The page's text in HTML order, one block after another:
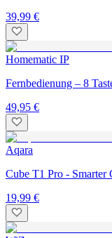
39,99 €
Homematic IP
Fernbedienung – 8
49,95 €
Aqara
Cube T1 Pro - Smarter
19,99 €